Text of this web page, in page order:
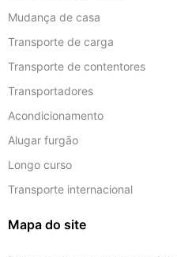
Mudança de casa
Transporte de carga
Transporte de contentores
Transportadores
Acondicionamento
Alugar furgão
Longo curso
Transporte internacional
Mapa do site